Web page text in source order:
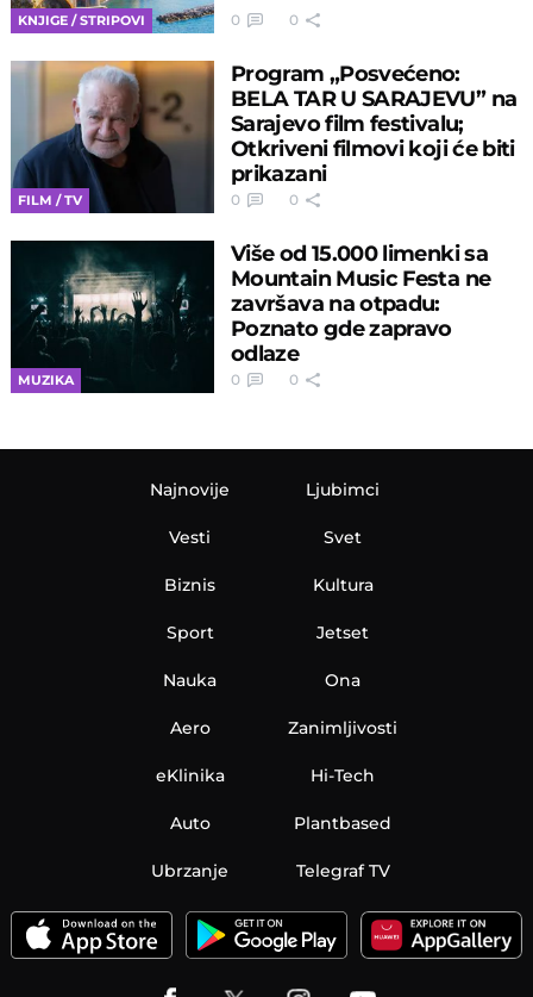
KNJIGE / STRIPOVI 0 0
FILM / TV
Program „Posvećeno:
BELA TAR U SARAJEVU” na
Sarajevo film festivalu;
Otkriveni filmovi koji će biti
prikazani
0 0
MUZIKA
Više od 15.000 limenki sa
Mountain Music Festa ne
završava na otpadu:
Poznato gde zapravo
odlaze
0 0
Najnovije
Vesti
Biznis
Sport
Nauka
Aero
Ljubimci
Svet
Kultura
Jetset
Ona
Zanimljivosti
eKlinika Hi-Tech
Auto Plantbased
Ubrzanje Telegraf TV